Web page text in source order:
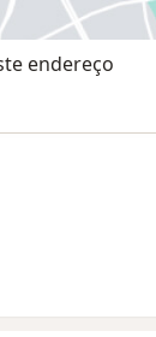
endereço